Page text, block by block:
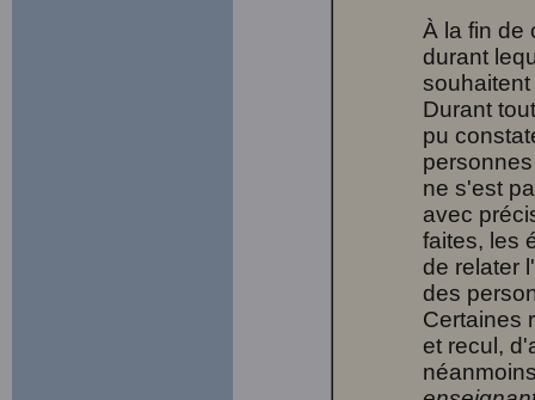
À la fin de
durant
Durant
pu
ne s'est
avec
faites, les
de relater
des
Certaines
et recul,